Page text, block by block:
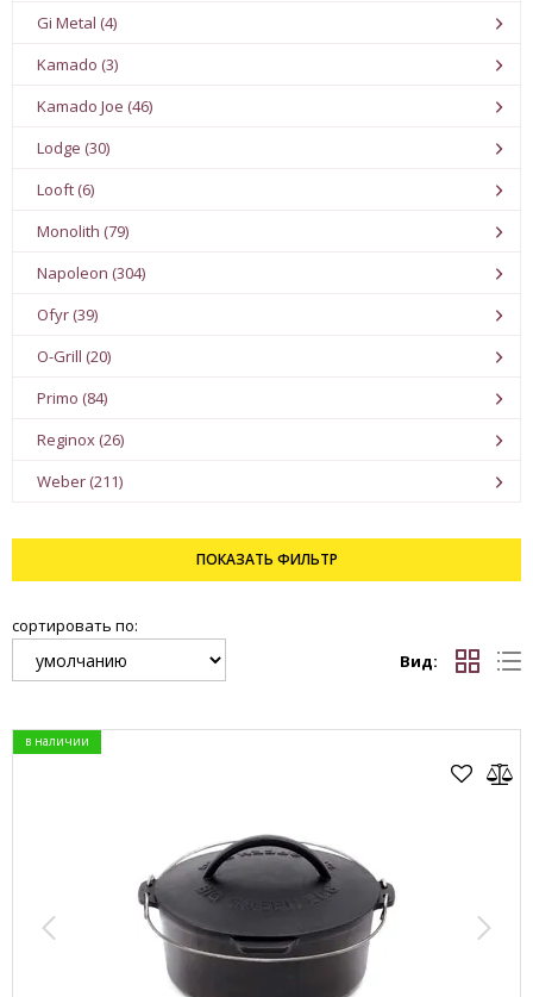
Gi Metal (4)
Kamado (3)
Kamado Joe (46)
Lodge (30)
Looft (6)
Monolith (79)
Napoleon (304)
Ofyr (39)
O-Grill (20)
Primo (84)
Reginox (26)
Weber (211)
ПОКАЗАТЬ ФИЛЬТР
сортировать по:
Вид:
в наличии